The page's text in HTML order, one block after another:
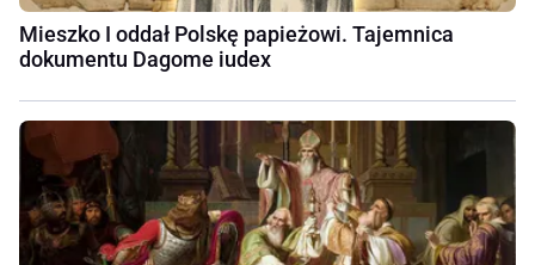
Mieszko I oddał Polskę papieżowi. Tajemnica
dokumentu Dagome iudex